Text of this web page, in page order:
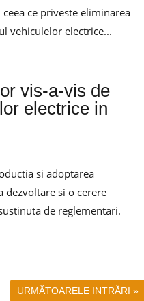
ce priveste eliminarea
vehiculelor electrice...
vis-a-vis de
electrice in
si adoptarea
dezvoltare si o cerere
de reglementari.
URMĂTOARELE INTRĂRI »